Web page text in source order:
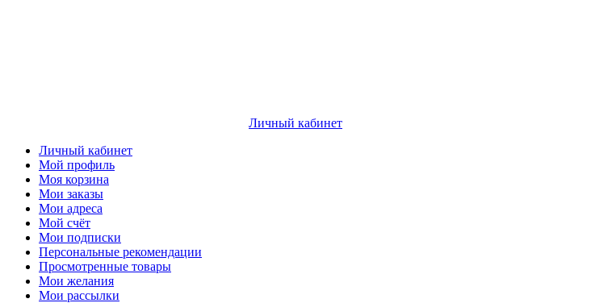
Личный кабинет
Личный кабинет
Мой профиль
Моя корзина
Мои заказы
Мои адреса
Мой счёт
Мои подписки
Персональные рекомендации
Просмотренные товары
Мои желания
Мои рассылки